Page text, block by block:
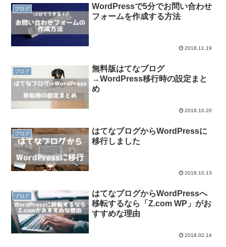
ブログ
WordPressで5分でお問い合わせ
フォームを作成する方法
2018.11.19
ブログ
無料版はてなブログ
→WordPress移行時の設定まと
め
2018.10.20
ブログ
はてなブログからWordPressに
移行しました
2018.10.13
ブログ
はてなブログからWordPressへ
移転するなら「Z.com WP」がお
すすめな理由
2018.02.14